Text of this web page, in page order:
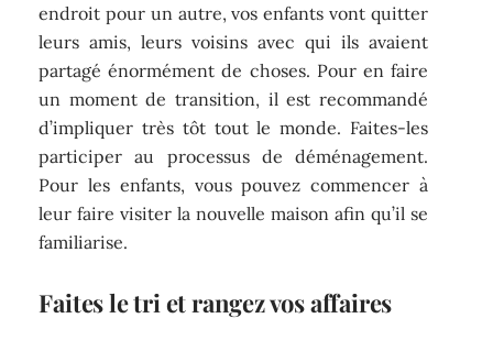
endroit pour un autre, vos enfants vont quitter
leurs amis, leurs voisins avec qui ils avaient
partagé énormément de choses. Pour en faire
un moment de transition, il est recommandé
d’impliquer très tôt tout le monde. Faites-les
participer au processus de déménagement.
Pour les enfants, vous pouvez commencer à
leur faire visiter la nouvelle maison afin qu’il se
familiarise.
Faites le tri et rangez vos affaires